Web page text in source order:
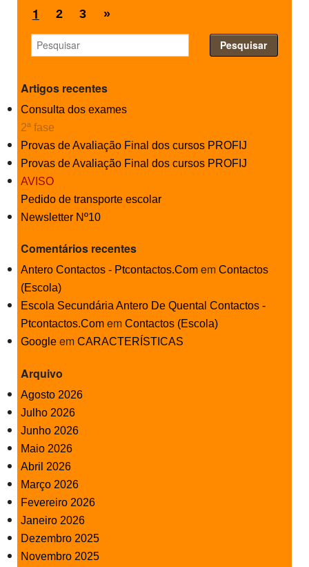
1 2 3 »
Artigos recentes
Consulta dos exames
2ª fase
Provas de Avaliação Final dos cursos PROFIJ
Provas de Avaliação Final dos cursos PROFIJ
AVISO
Pedido de transporte escolar
Newsletter Nº10
Comentários recentes
Antero Contactos - Ptcontactos.Com em Contactos
(Escola)
Escola Secundária Antero De Quental Contactos -
Ptcontactos.Com em Contactos (Escola)
Google em CARACTERÍSTICAS
Arquivo
Agosto 2026
Julho 2026
Junho 2026
Maio 2026
Abril 2026
Março 2026
Fevereiro 2026
Janeiro 2026
Dezembro 2025
Novembro 2025